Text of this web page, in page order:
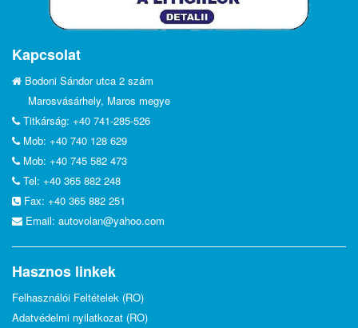
Kapcsolat
Bodoni Sándor utca 2 szám
Marosvásárhely, Maros megye
Titkárság: +40 741-285-526
Mob: +40 740 128 629
Mob: +40 745 582 473
Tel: +40 365 882 248
Fax: +40 365 882 251
Email: autovolan@yahoo.com
Hasznos linkek
Felhasználói Feltételek (RO)
Adatvédelmi nyilatkozat (RO)